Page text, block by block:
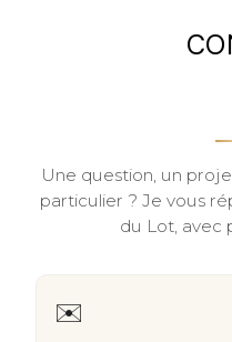
Une question, un
particulier ? Je vous
du Lot, avec
✉️